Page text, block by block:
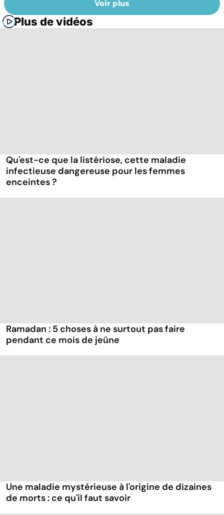
Voir plus
Plus de vidéos
Qu'est-ce que la listériose, cette maladie
infectieuse dangereuse pour les femmes
enceintes ?
Ramadan : 5 choses à ne surtout pas faire
pendant ce mois de jeûne
Une maladie mystérieuse à l'origine de dizaines
de morts : ce qu'il faut savoir